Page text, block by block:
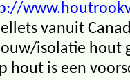
vanuit
isolatie hout
hout is een